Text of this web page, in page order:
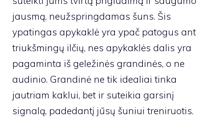
jausmą, neužspringdamas šuns. Šis
ypatingas apykaklė yra ypač patogus ant
triukšmingų ilčių, nes apykaklės dalis yra
pagaminta iš geležinės grandinės, o ne
audinio. Grandinė ne tik idealiai tinka
jautriam kaklui, bet ir suteikia garsinį
signalą, padedantį jūsų šuniui treniruotis.